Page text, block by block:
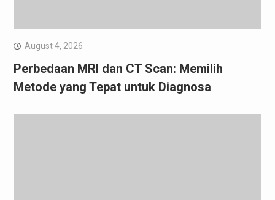
August 4, 2026
Perbedaan MRI dan CT Scan: Memilih
Metode yang Tepat untuk Diagnosa